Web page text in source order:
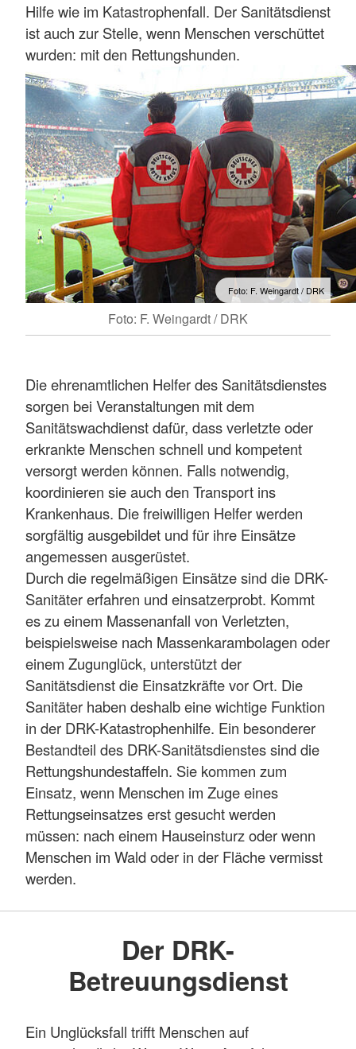
Hilfe wie im Katastrophenfall. Der Sanitätsdienst
ist auch zur Stelle, wenn Menschen verschüttet
wurden: mit den Rettungshunden.
Foto: F. Weingardt / DRK
Foto: F. Weingardt / DRK
Die ehrenamtlichen Helfer des Sanitätsdienstes
sorgen bei Veranstaltungen mit dem
Sanitätswachdienst dafür, dass verletzte oder
erkrankte Menschen schnell und kompetent
versorgt werden können. Falls notwendig,
koordinieren sie auch den Transport ins
Krankenhaus. Die freiwilligen Helfer werden
sorgfältig ausgebildet und für ihre Einsätze
angemessen ausgerüstet.
Durch die regelmäßigen Einsätze sind die DRK-
Sanitäter erfahren und einsatzerprobt. Kommt
es zu einem Massenanfall von Verletzten,
beispielsweise nach Massenkarambolagen oder
einem Zugunglück, unterstützt der
Sanitätsdienst die Einsatzkräfte vor Ort. Die
Sanitäter haben deshalb eine wichtige Funktion
in der DRK-Katastrophenhilfe. Ein besonderer
Bestandteil des DRK-Sanitätsdienstes sind die
Rettungshundestaffeln. Sie kommen zum
Einsatz, wenn Menschen im Zuge eines
Rettungseinsatzes erst gesucht werden
müssen: nach einem Hauseinsturz oder wenn
Menschen im Wald oder in der Fläche vermisst
werden.
Der DRK-
Betreuungsdienst
Ein Unglücksfall trifft Menschen auf